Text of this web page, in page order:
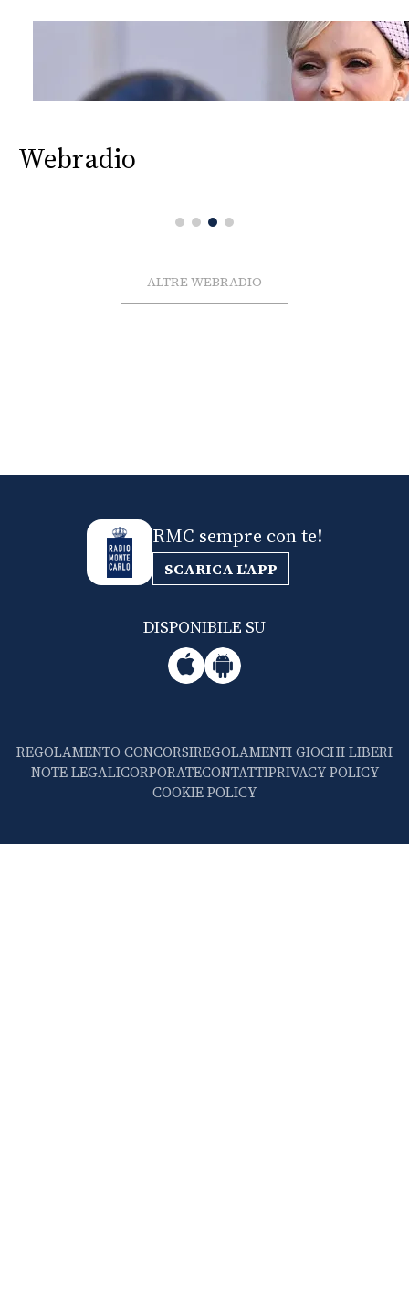
Webradio
ALTRE WEBRADIO
RMC sempre con te!
SCARICA L'APP
DISPONIBILE SU
REGOLAMENTO CONCORSIREGOLAMENTI GIOCHI LIBERI
NOTE LEGALICORPORATECONTATTIPRIVACY POLICY
COOKIE POLICY